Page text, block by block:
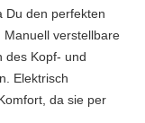
Du den perfekten
Manuell verstellbare
des Kopf- und
Elektrisch
da sie per